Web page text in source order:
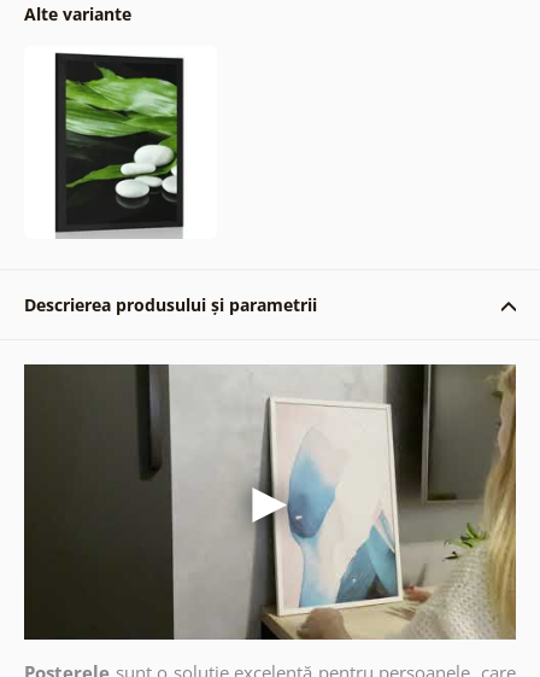
Alte variante
Descrierea produsului și parametrii